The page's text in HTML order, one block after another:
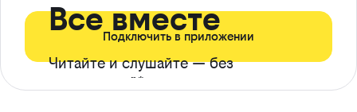
Все вместе
Читайте и слушайте — без
ограничений*
Подключить в приложении